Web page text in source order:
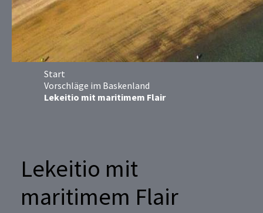
Start
Vorschläge im Baskenland
Lekeitio mit maritimem Flair
Lekeitio mit
maritimem Flair